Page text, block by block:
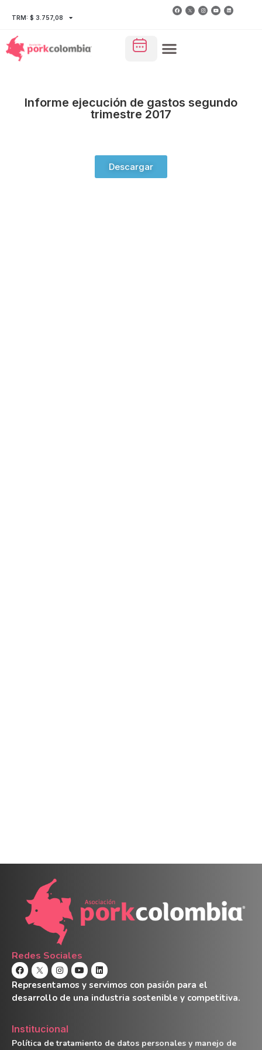
TRM: $ 3.757,08
Informe ejecución de gastos segundo
trimestre 2017
Descargar
Redes Sociales
Representamos y servimos con pasión para el
desarrollo de una industria sostenible y competitiva.
Institucional
Política de tratamiento de datos personales y manejo de